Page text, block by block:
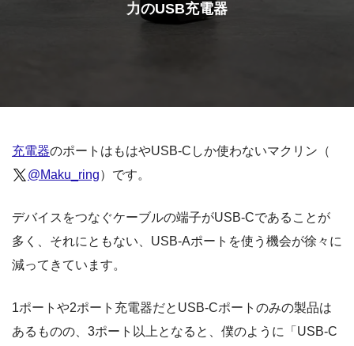
力のUSB充電器
充電器のポートはもはやUSB-Cしか使わないマクリン（
@Maku_ring）です。
デバイスをつなぐケーブルの端子がUSB-Cであることが
多く、それにともない、USB-Aポートを使う機会が徐々に
減ってきています。
1ポートや2ポート充電器だとUSB-Cポートのみの製品は
あるものの、3ポート以上となると、僕のように「USB-C